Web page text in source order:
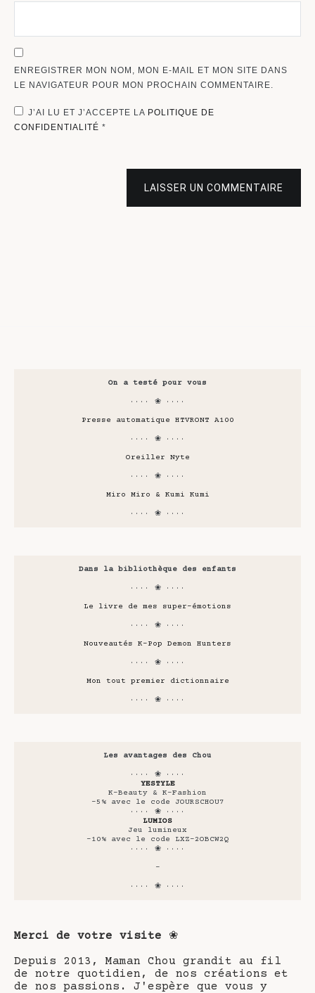
ENREGISTRER MON NOM, MON E-MAIL ET MON SITE DANS
LE NAVIGATEUR POUR MON PROCHAIN COMMENTAIRE.
J’AI LU ET J’ACCEPTE LA POLITIQUE DE
CONFIDENTIALITÉ *
LAISSER UN COMMENTAIRE
On a testé pour vous
···· ❀ ····
Presse automatique HTVRONT A100
···· ❀ ····
Oreiller Nyte
···· ❀ ····
Miro Miro & Kumi Kumi
···· ❀ ····
Dans la bibliothèque des enfants
···· ❀ ····
Le livre de mes super-émotions
···· ❀ ····
Nouveautés K-Pop Demon Hunters
···· ❀ ····
Mon tout premier dictionnaire
···· ❀ ····
Les avantages des Chou
···· ❀ ····
YESTYLE
K-Beauty & K-Fashion
-5% avec le code JOURSCHOU7
···· ❀ ····
LUMIOS
Jeu lumineux
-10% avec le code LXZ-2OBCW2Q
···· ❀ ····
-
···· ❀ ····
Merci de votre visite ❀
Depuis 2013, Maman Chou grandit au fil
de notre quotidien, de nos créations et
de nos passions. J'espère que vous y